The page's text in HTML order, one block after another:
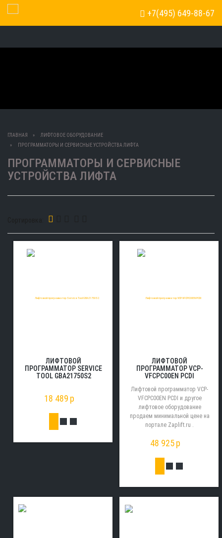
+7(495) 649-88-67
Toggle Navigation
ГЛАВНАЯ
ЛИФТОВОЕ ОБОРУДОВАНИЕ
ПРОГРАММАТОРЫ И СЕРВИСНЫЕ УСТРОЙСТВА ЛИФТА
ПРОГРАММАТОРЫ И СЕРВИСНЫЕ
УСТРОЙСТВА ЛИФТА
ЛИФТОВОЙ
ПРОГРАММАТОР SERVICE
TOOL GBA21750S2
18 489 p
ЛИФТОВОЙ
ПРОГРАММАТОР VCP-
VFCPC00EN PCDI
Лифтовой программатор VCP-
VFCPC00EN PCDI и другое
лифтовое оборудование
продаем минимальной цене на
портале Zaplift.ru .
48 925 p